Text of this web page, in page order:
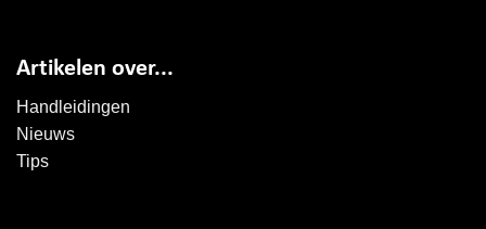
Artikelen over...
Handleidingen
Nieuws
Tips